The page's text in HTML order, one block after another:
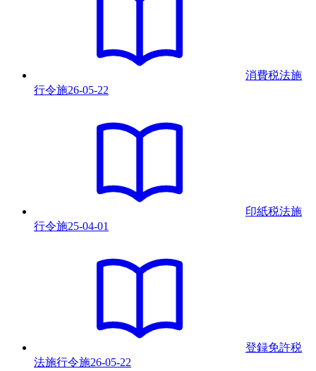
消費税法施
行令施26-05-22
印紙税法施
行令施25-04-01
登録免許税
法施行令施26-05-22